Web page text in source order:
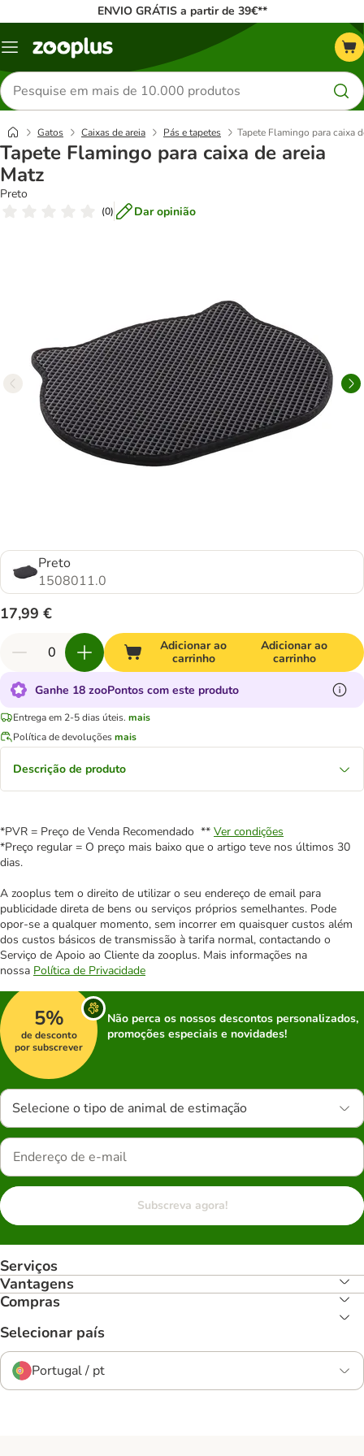
ENVIO GRÁTIS a partir de 39€**
Menu
Pesquisar
produtos
Gatos Caixas de areia Pás e tapetes Tapete Flamingo para caixa
Tapete Flamingo para caixa de areia
Matz
Preto
(0) Dar opinião
Preto
1508011.0
17,99 €
Adicionar ao
carrinho
Adicionar ao
carrinho
Ganhe 18 zooPontos com este produto
Entrega em 2-5 dias úteis. mais
Política de devoluçõesmais
Descrição de produto
*PVR = Preço de Venda Recomendado ** Ver condições
*Preço regular = O preço mais baixo que o artigo teve nos últimos 30
dias.
A zooplus tem o direito de utilizar o seu endereço de email para
publicidade direta de bens ou serviços próprios semelhantes. Pode
opor-se a qualquer momento, sem incorrer em quaisquer custos além
dos custos básicos de transmissão à tarifa normal, contactando o
Serviço de Apoio ao Cliente da zooplus. Mais informações na
nossa Política de Privacidade
5%
de desconto
por subscrever
Não perca os nossos descontos personalizados,
promoções especiais e novidades!
Selecione o tipo de animal de estimação
Subscreva agora!
Serviços
Vantagens
Compras
Selecionar país
Portugal / pt